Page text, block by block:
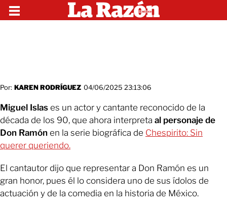
Por: KAREN RODRÍGUEZ 04/06/2025 23:13:06
Miguel Islas es un actor y cantante reconocido de la
década de los 90, que ahora interpreta al personaje de
Don Ramón en la serie biográfica de Chespirito: Sin
querer queriendo.
El cantautor dijo que representar a Don Ramón es un
gran honor, pues él lo considera uno de sus ídolos de
actuación y de la comedia en la historia de México.